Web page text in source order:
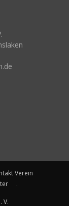
Verein
.
V.